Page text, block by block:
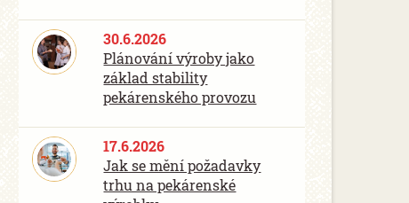
30.6.2026
Plánování výroby jako
základ stability
pekárenského provozu
17.6.2026
Jak se mění požadavky
trhu na pekárenské